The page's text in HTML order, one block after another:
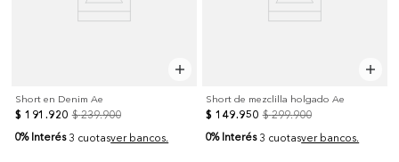
Short en Denim Ae
$ 191 .920 $ 239.900
0% Interés 3 cuotasver bancos.
Short de mezclilla holgado Ae
$ 149.950 $ 299.900
0% Interés 3 cuotasver bancos.